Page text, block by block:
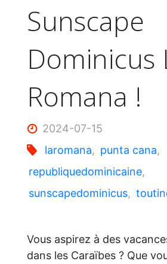
Sunscape
Dominicus
Romana !
2024-07-15
laromana, punta cana,
republiquedominicaine,
sunscapedominicus,
Vous aspirez à des
dans les Caraïbes ? Que